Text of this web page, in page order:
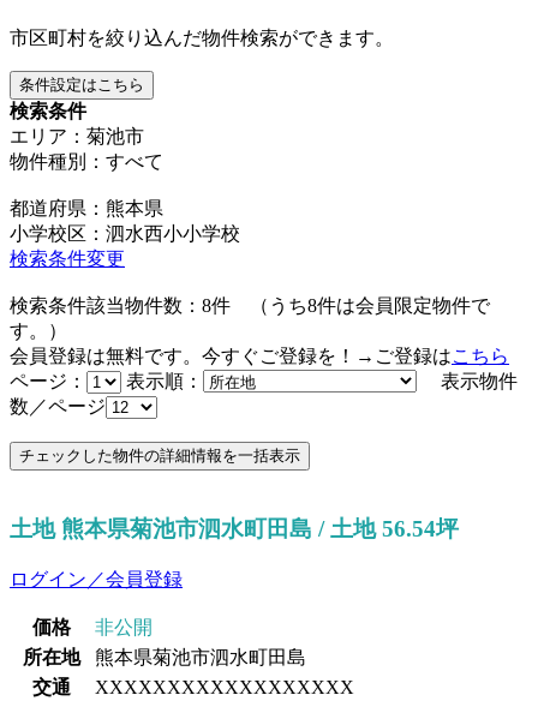
市区町村を絞り込んだ物件検索ができます。
条件設定はこちら
検索条件
エリア：菊池市
物件種別：すべて
都道府県：熊本県
小学校区：泗水西小小学校
検索条件変更
検索条件該当物件数： 8件 （うち8件は会員限定物件で
す。）
会員登録は無料です。今すぐご登録を！→ご登録はこちら
ページ：
表示順：
表示物件
数／ページ
土地 熊本県菊池市泗水町田島 / 土地 56.54坪
ログイン／会員登録
価格
非公開
所在地
熊本県菊池市泗水町田島
交通
XXXXXXXXXXXXXXXXXX